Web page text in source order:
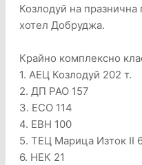
Козлодуй на празнична
хотел Добруджа.
Крайно комплексно
1. АЕЦ Козлодуй 202 т.
2. ДП РАО 157
3. ЕСО 114
4. ЕВН 100
5. ТЕЦ Марица Изток II
6. НЕК 21